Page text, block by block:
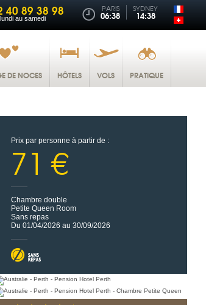
40 89 38 98
au samedi
PARIS
06:38
SYDNEY
14:38
DE NOCES HÔTELS VOLS PRATIQUE
Prix par personne à partir de :
71 €
Chambre double
Petite Queen Room
Sans repas
Du 01/04/2026 au 30/09/2026